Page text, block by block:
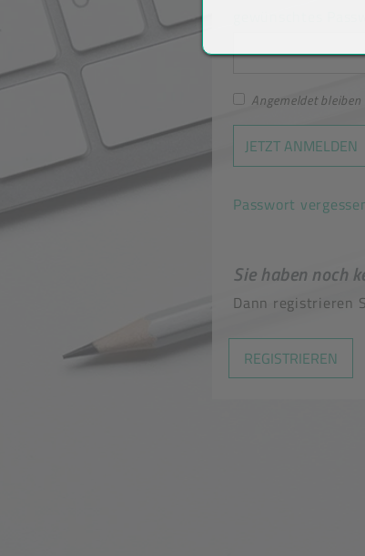
gewünschtes
Angemeldet bleiben
Passwort
Sie haben noch
Dann registrieren
REGISTRIEREN